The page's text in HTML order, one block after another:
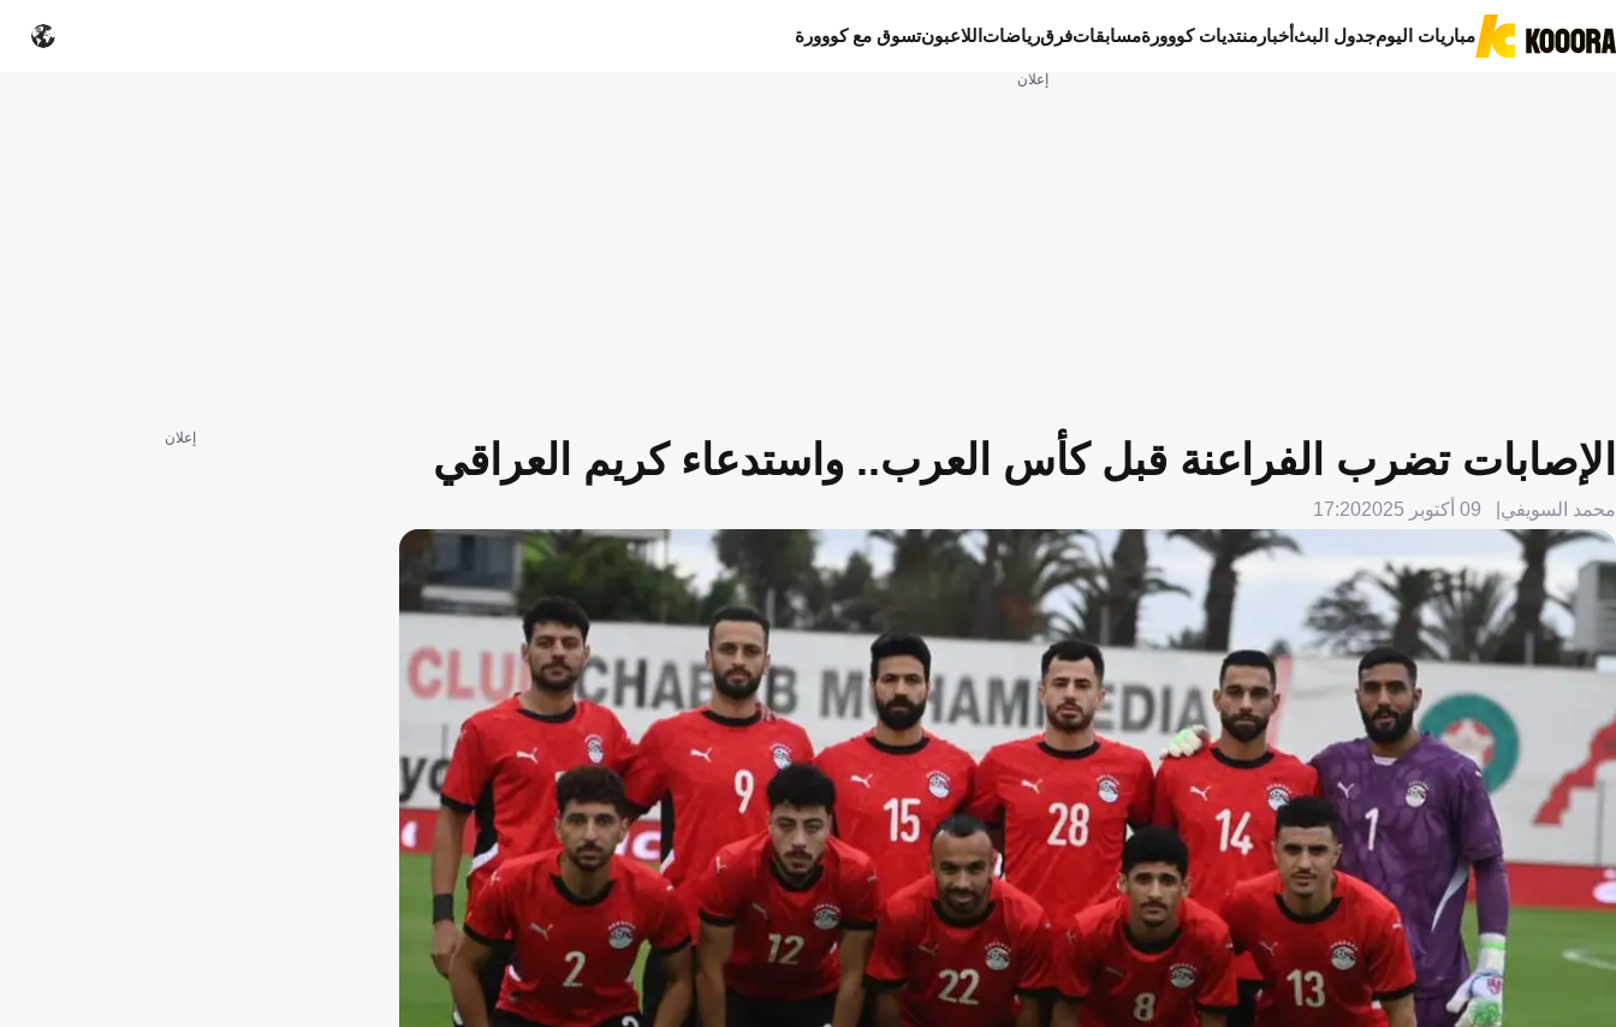
مباريات اليومجدول البثأخبار منتديات كووورةمسابقاتفرقرياضات اللاعبونتسوق مع كووورة
إعلان
الإصابات تضرب الفراعنة قبل كأس العرب.. واستدعاء كريم العراقي
محمد السويفي 09 أكتوبر 2025 17:20
إعلان